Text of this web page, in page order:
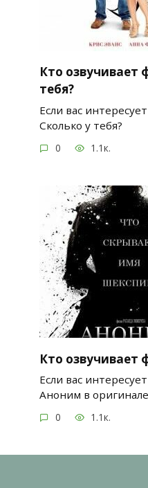
Кто озвучивает
тебя?
Если вас
Сколько у тебя?
0 1.1к.
Кто
Если вас
Аноним в оригинале
0 1.1к.